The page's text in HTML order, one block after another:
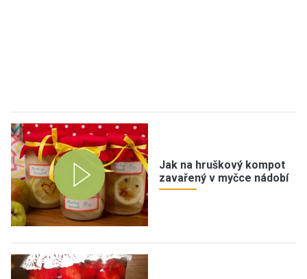
Jak na hruškový kompot
zavařený v myčce nádobí